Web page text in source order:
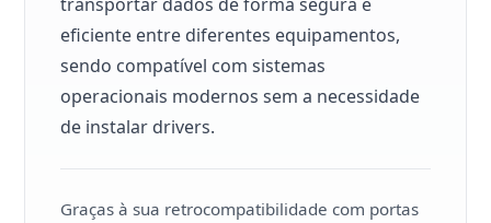
eficiente entre diferentes equipamentos,
sendo compatível com sistemas
operacionais modernos sem a necessidade
de instalar drivers.
Graças à sua retrocompatibilidade com portas